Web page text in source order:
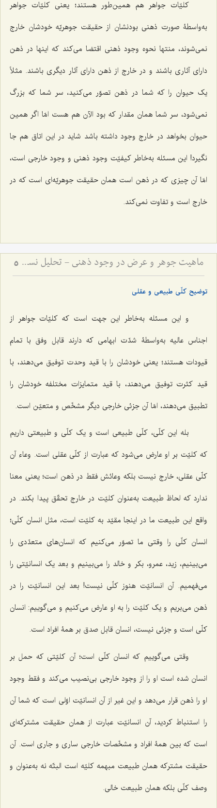
کلیّات جواهر هم همین‌طور هستند؛ یعنی کلیّات جواهر
به‌واسطۀ صورت ذهنى بودنشان از حقیقت جوهریّه خودشان خارج
نمى‌شوند، منتها نحوه وجود ذهنى اقتضا مى‌کند که اینها در ذهن
داراى آثارى باشند و در خارج از ذهن داراى آثار دیگرى باشند. مثلاً
یک حیوان را که شما در ذهن تصوّر مى‌کنید، سر شما که بزرگ
نمى‌شود، سر شما همان مقدار که بود الآن هم هست امّا اگر همین
حیوان بخواهد در خارج وجود داشته باشد شاید در این اتاق هم جا
نگیرد! این مسئله به‌خاطر کیفیّت وجود ذهنى و وجود خارجى است،
امّا آن چیزی که در ذهن است همان حقیقت جوهریّه‌اى است که در
خارج است و تفاوت نمى‌کند.
ماهیت جوهر و عرض در وجود ذهنی - تحلیل نسبت میان کلیات جواهر و صور عقلیه 5
توضیح کلّی طبیعی و عقلی
و این مسئله به‌خاطر این جهت است که کلیّات جواهر از
اجناس عالیه به‌واسطۀ شدّت ابهامى که دارند قابل وفق با تمام
قیودات هستند؛ یعنى خودشان را با قید وحدت توفیق مى‌دهند، با
قید کثرت توفیق مى‌دهند، با قید متمایزات مختلفه خودشان را
تطبیق مى‌دهند، امّا آن جزئى خارجى دیگر مشخّص و متعیّن است.
بله این کلّی، کلّى طبیعى است و یک کلّى و طبیعتی داریم
که کلیّت بر او عارض مى‌شود که عبارت از کلّى عقلى است. وعاء آن
کلّى عقلى، خارج نیست بلکه وعائش فقط در ذهن است؛ یعنى معنا
ندارد که لحاظ طبیعت به‌عنوان کلیّت در خارج تحقّق پیدا بکند. در
واقع این طبیعت ما در اینجا مقیّد به کلیّت است، مثل انسان کلّى؛
انسان کلّى را وقتی ما تصوّر مى‌کنیم که انسان‌هاى متعدّدى را
می‌بینیم، زید، عمرو، بکر و خالد را می‌بینیم و بعد یک انسانیّتى را
مى‌فهمیم. آن انسانیّت هنوز کلّى نیست! بعد این انسانیّت را در
ذهن مى‌بریم و یک کلیّت را به او عارض مى‌کنیم و مى‌گوییم: انسان
کلّى است و جزئى نیست، انسان قابل صدق بر همۀ افراد است.
وقتی مى‌گوییم که انسان کلّى است؛ آن کلیّتى که حمل بر
انسان شده است او را از وجود خارجى بى‌نصیب مى‌کند و فقط وجود
او را ذهن قرار مى‌دهد و این غیر از آن انسانیّت اوّلى است که شما آن
را استنباط کردید، آن انسانیّت عبارت از همان حقیقت مشترکه‌اى
است که بین همۀ افراد و مشخّصات خارجى سارى و جارى است. آن
حقیقت مشترکه همان طبیعت مبهمه کلیّه است البتّه نه به‌عنوان و
وصف کلّى بلکه همان طبیعت خالى.